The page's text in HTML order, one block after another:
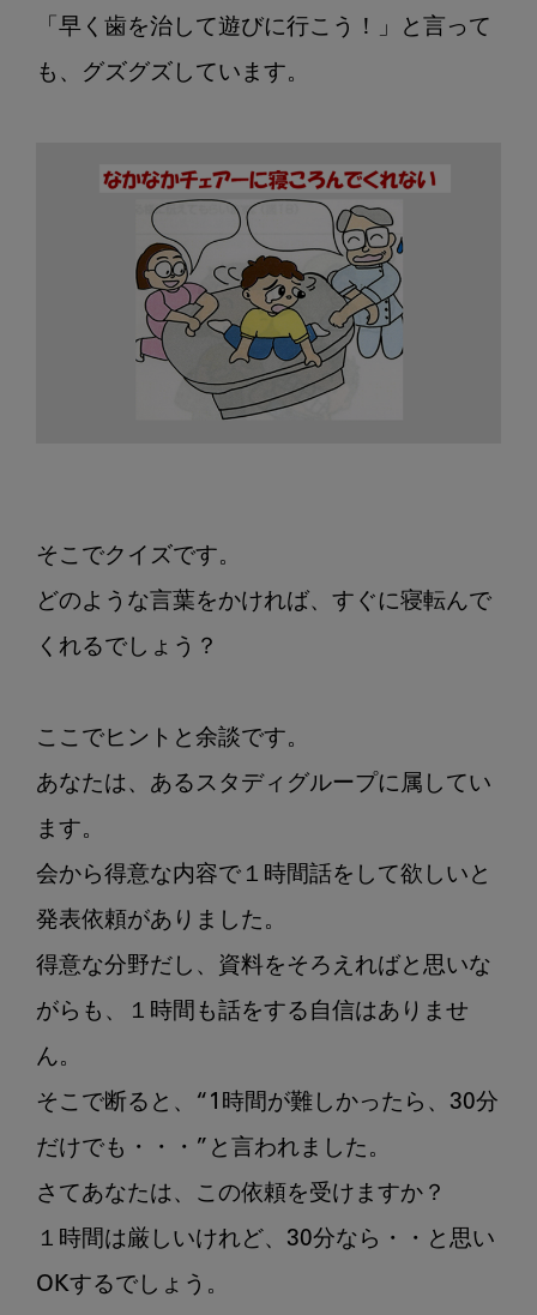
そ
25
「早く歯を治して遊びに行こう！」と言って
も、グズグズしています。
そこでクイズです。
どのような言葉をかければ、すぐに寝転んで
くれるでしょう？
ここでヒントと余談です。
あなたは、あるスタディグループに属してい
ます。
会から得意な内容で１時間話をして欲しいと
発表依頼がありました。
得意な分野だし、資料をそろえればと思いな
がらも、１時間も話をする自信はありませ
ん。
そこで断ると、“1時間が難しかったら、30分
だけでも・・・”と言われました。
さてあなたは、この依頼を受けますか？
１時間は厳しいけれど、30分なら・・と思い
OKするでしょう。